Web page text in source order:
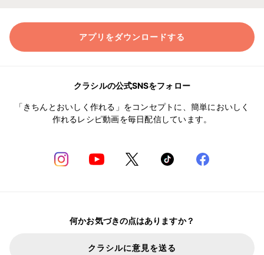
アプリをダウンロードする
クラシルの公式SNSをフォロー
「きちんとおいしく作れる」をコンセプトに、簡単においしく
作れるレシピ動画を毎日配信しています。
何かお気づきの点はありますか？
クラシルに意見を送る